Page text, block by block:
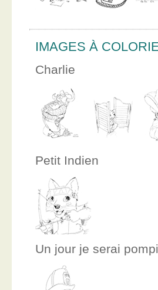
IMAGES À
Charlie
Petit Indien
Un jour je serai